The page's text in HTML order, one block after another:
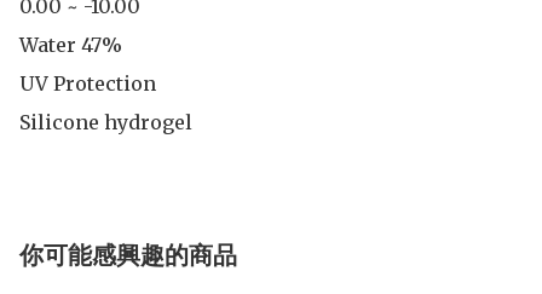
0.00 ~ -10.00
Water 47%
UV Protection
Silicone hydrogel
你可能感興趣的商品